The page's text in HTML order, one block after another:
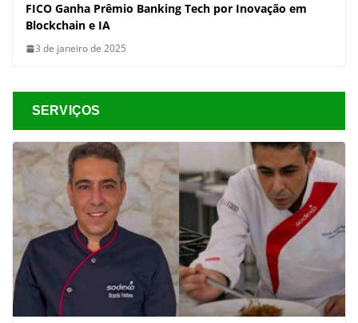
FICO Ganha Prêmio Banking Tech por Inovação em
Blockchain e IA
3 de janeiro de 2025
SERVIÇOS